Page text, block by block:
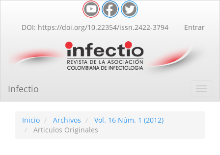
Contenido
principal
lateral
DOI: https://doi.org/10.22354/issn.2422-3794 Entrar
Infectio
Inicio Archivos
Vol. 16 Núm. 1 (2012)
Articulos Originales